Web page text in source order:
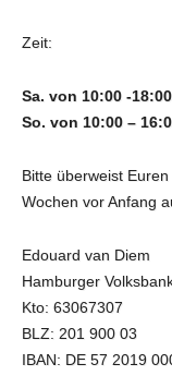
Zeit:
Sa. von 10:00 -
So. von 10:00 –
Bitte überweist
Wochen vor Anfang
Edouard van Diem
Hamburger
Kto: 63067307
BLZ: 201 900 03
IBAN: DE 57 2019